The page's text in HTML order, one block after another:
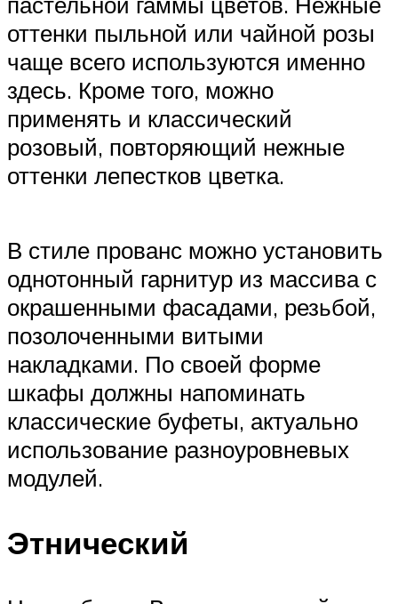
оттенки пыльной или чайной розы
чаще всего используются именно
здесь. Кроме того, можно
применять и классический
розовый, повторяющий нежные
оттенки лепестков цветка.
В стиле прованс можно установить
однотонный гарнитур из массива с
окрашенными фасадами, резьбой,
позолоченными витыми
накладками. По своей форме
шкафы должны напоминать
классические буфеты, актуально
использование разноуровневых
модулей.
Этнический